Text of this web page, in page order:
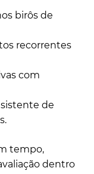
birôs de
recorrentes
com
de
tempo,
dentro